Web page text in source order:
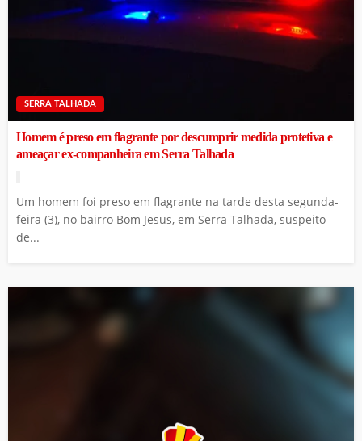
SERRA TALHADA
Homem é preso em flagrante por descumprir medida protetiva e
ameaçar ex-companheira em Serra Talhada
Um homem foi preso em flagrante na tarde desta segunda-
feira (3), no bairro Bom Jesus, em Serra Talhada, suspeito
de...